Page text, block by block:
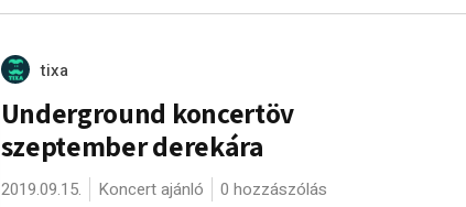
tixa
Underground koncertöv
szeptember derekára
2019.09.15. Koncert ajánló 0 hozzászólás